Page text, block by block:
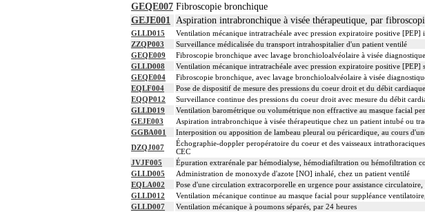
GEQE007 Fibroscopie bronchique
GEJE001 Aspiration intrabronchique à visée thérapeutique, par
GLLD015
Ventilation mécanique intratrachéale avec pression expiratoire positive
ZZQP003
Surveillance médicalisée du transport intrahospitalier d'un patient ventilé
GEQE009
Fibroscopie bronchique avec lavage bronchioloalvéolaire à visée
GLLD008
Ventilation mécanique intratrachéale avec pression expiratoire positive
GEQE004
Fibroscopie bronchique, avec lavage bronchioloalvéolaire à visée
EQLF004
Pose de dispositif de mesure des pressions du coeur droit et du débit
EQQP012
Surveillance continue des pressions du coeur droit avec mesure du débit
GLLD019
Ventilation barométrique ou volumétrique non effractive au masque facial
GEJE003
Aspiration intrabronchique à visée thérapeutique chez un patient intubé ou
GGBA001
Interposition ou apposition de lambeau pleural ou péricardique, au cours
DZQJ007
Échographie-doppler peropératoire du coeur et des vaisseaux
CEC
JVJF005
Épuration extrarénale par hémodialyse, hémodiafiltration ou hémofiltration
GLLD005
Administration de monoxyde d'azote [NO] inhalé, chez un patient ventilé
EQLA002
Pose d'une circulation extracorporelle en urgence pour assistance
GLLD012
Ventilation mécanique continue au masque facial pour suppléance
GLLD007
Ventilation mécanique à poumons séparés, par 24 heures